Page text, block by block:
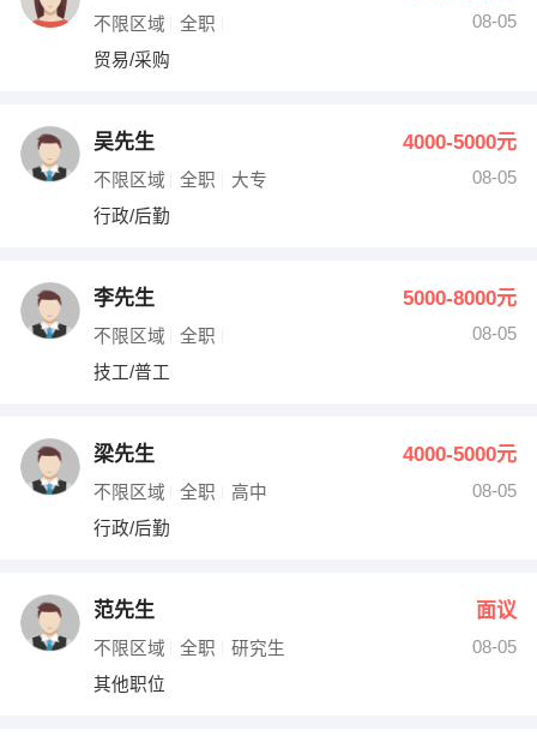
不限区域 全职
08-05
贸易/采购
吴先生 4000-5000元
不限区域 全职 大专
08-05
行政/后勤
李先生 5000-8000元
不限区域 全职
08-05
技工/普工
梁先生 4000-5000元
不限区域 全职 高中
08-05
行政/后勤
范先生 面议
不限区域 全职 研究生
08-05
其他职位